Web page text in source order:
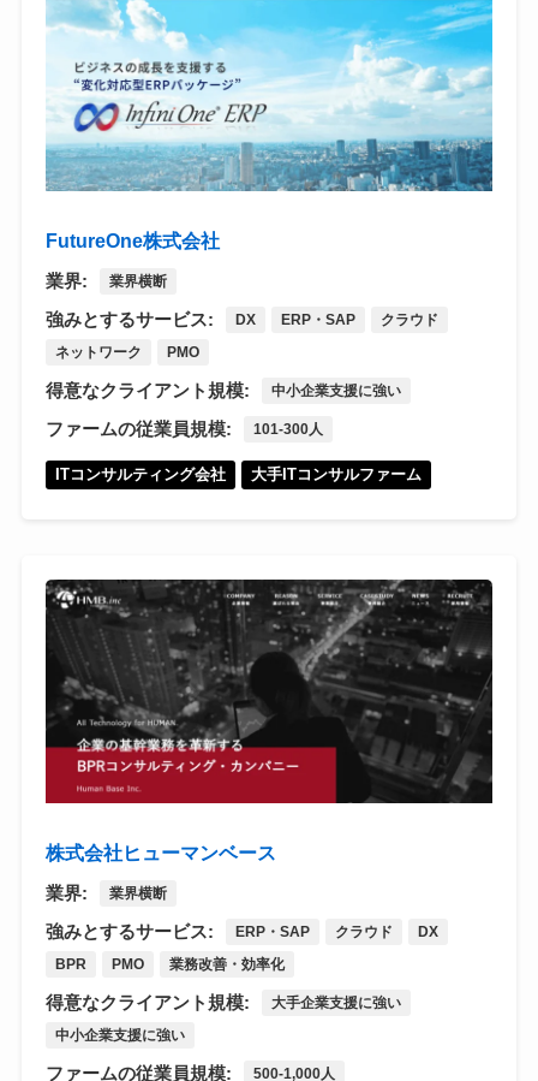
FutureOne株式会社
業界: 業界横断
強みとするサービス: DX ERP・SAP クラウド
ネットワーク PMO
得意なクライアント規模: 中小企業支援に強い
ファームの従業員規模: 101-300人
ITコンサルティング会社 大手ITコンサルファーム
株式会社ヒューマンベース
業界: 業界横断
強みとするサービス: ERP・SAP クラウド DX
BPR PMO 業務改善・効率化
得意なクライアント規模: 大手企業支援に強い
中小企業支援に強い
ファームの従業員規模: 500-1,000人